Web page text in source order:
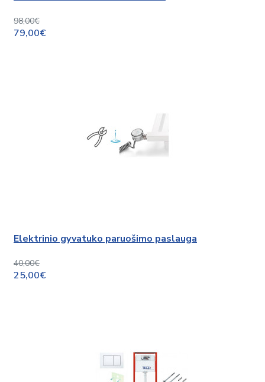
98,00€
79,00€
Elektrinio gyvatuko paruošimo paslauga
40,00€
25,00€